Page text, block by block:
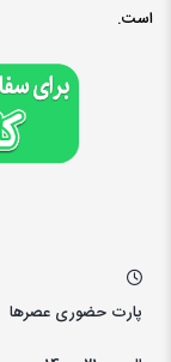
است.
پارت حضوری عصرها